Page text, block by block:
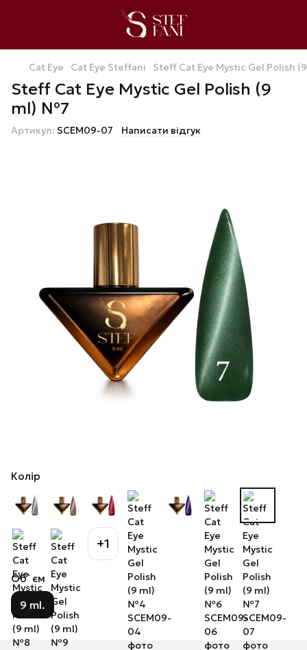
Cat Eye Cat Eye Steffani Steff Cat Eye Mystic Gel Polish
Steff Cat Eye Mystic Gel Polish (9
ml) №7
Артикул: SCEM09-07 Написати відгук
Колір
+1
Об`єм
9 ml.